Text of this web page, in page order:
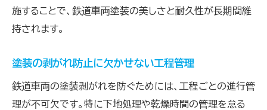
施することで、鉄道車両塗装の美しさと耐久性が長期間維
持されます。
塗装の剥がれ防止に欠かせない工程管理
鉄道車両の塗装剥がれを防ぐためには、工程ごとの進行管
理が不可欠です。特に下地処理や乾燥時間の管理を怠る